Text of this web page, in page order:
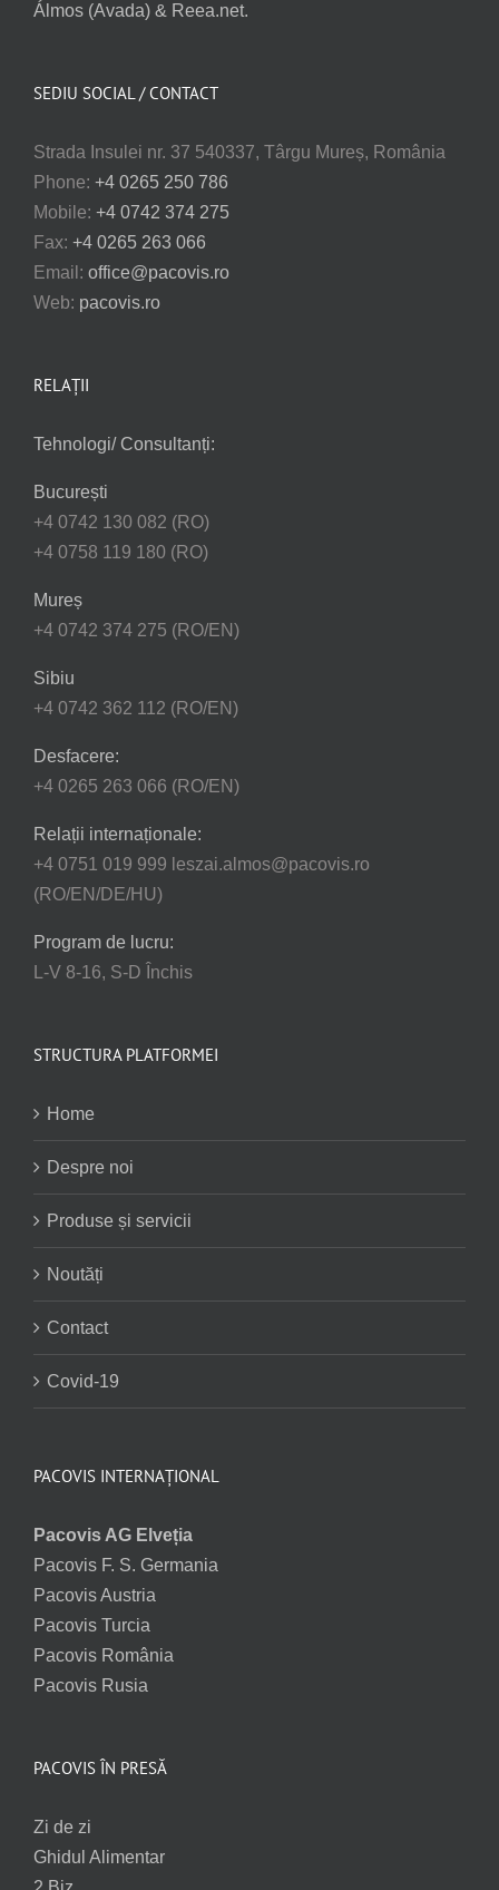
Álmos (Avada) & Reea.net.
SEDIU SOCIAL / CONTACT
Strada Insulei nr. 37 540337, Târgu Mureș, România
Phone: +4 0265 250 786
Mobile: +4 0742 374 275
Fax: +4 0265 263 066
Email: office@pacovis.ro
Web: pacovis.ro
RELAȚII
Tehnologi/ Consultanți:
București
+4 0742 130 082 (RO)
+4 0758 119 180 (RO)
Mureș
+4 0742 374 275 (RO/EN)
Sibiu
+4 0742 362 112 (RO/EN)
Desfacere:
+4 0265 263 066 (RO/EN)
Relații internaționale:
+4 0751 019 999 leszai.almos@pacovis.ro
(RO/EN/DE/HU)
Program de lucru:
L-V 8-16, S-D Închis
STRUCTURA PLATFORMEI
Home
Despre noi
Produse și servicii
Noutăți
Contact
Covid-19
PACOVIS INTERNAȚIONAL
Pacovis AG Elveția
Pacovis F. S. Germania
Pacovis Austria
Pacovis Turcia
Pacovis România
Pacovis Rusia
PACOVIS ÎN PRESĂ
Zi de zi
Ghidul Alimentar